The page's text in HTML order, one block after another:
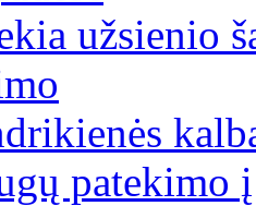
užsienio